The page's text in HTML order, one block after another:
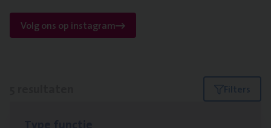
Volg ons op instagram
Filters